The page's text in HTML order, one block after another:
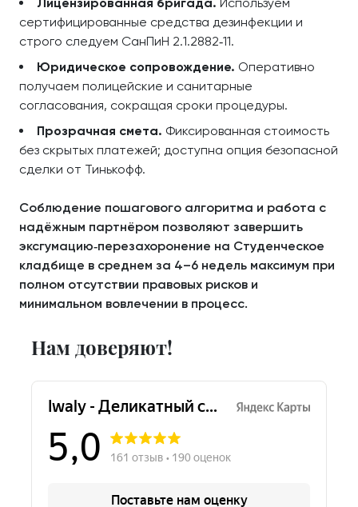
сертифицированные средства дезинфекции и
строго следуем СанПиН 2.1.2882‑11.
Юридическое сопровождение. Оперативно
получаем полицейские и санитарные
согласования, сокращая сроки процедуры.
Прозрачная смета. Фиксированная стоимость
без скрытых платежей; доступна опция безопасной
сделки от Тинькофф.
Соблюдение пошагового алгоритма и работа с
надёжным партнёром позволяют завершить
эксгумацию‑перезахоронение на Студенческое
кладбище в среднем за 4–6 недель максимум при
полном отсутствии правовых рисков и
минимальном вовлечении в процесс.
Нам доверяют!